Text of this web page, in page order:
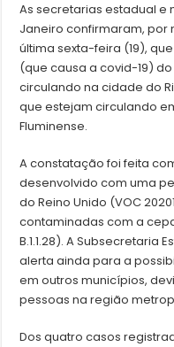
As secretarias estadual e
Janeiro confirmaram, por
última sexta-feira (19),
(que causa a covid-19)
circulando na cidade do
que estejam circulando
Fluminense.
A constatação foi feita
desenvolvido com uma
do Reino Unido (VOC
contaminadas com a
B.1.1.28). A Subsecretaria
alerta ainda para a
em outros municípios,
pessoas na região
Dos quatro casos